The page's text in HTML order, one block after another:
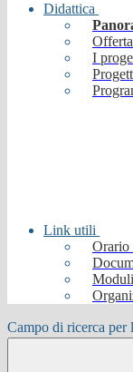
Didattica
I
Link utili
Orario
Campo di ricerca per